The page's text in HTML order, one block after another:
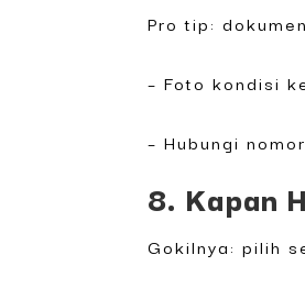
Pro tip:
– Foto kondisi
– Hubungi
8. Kapan
Gokilnya: pilih